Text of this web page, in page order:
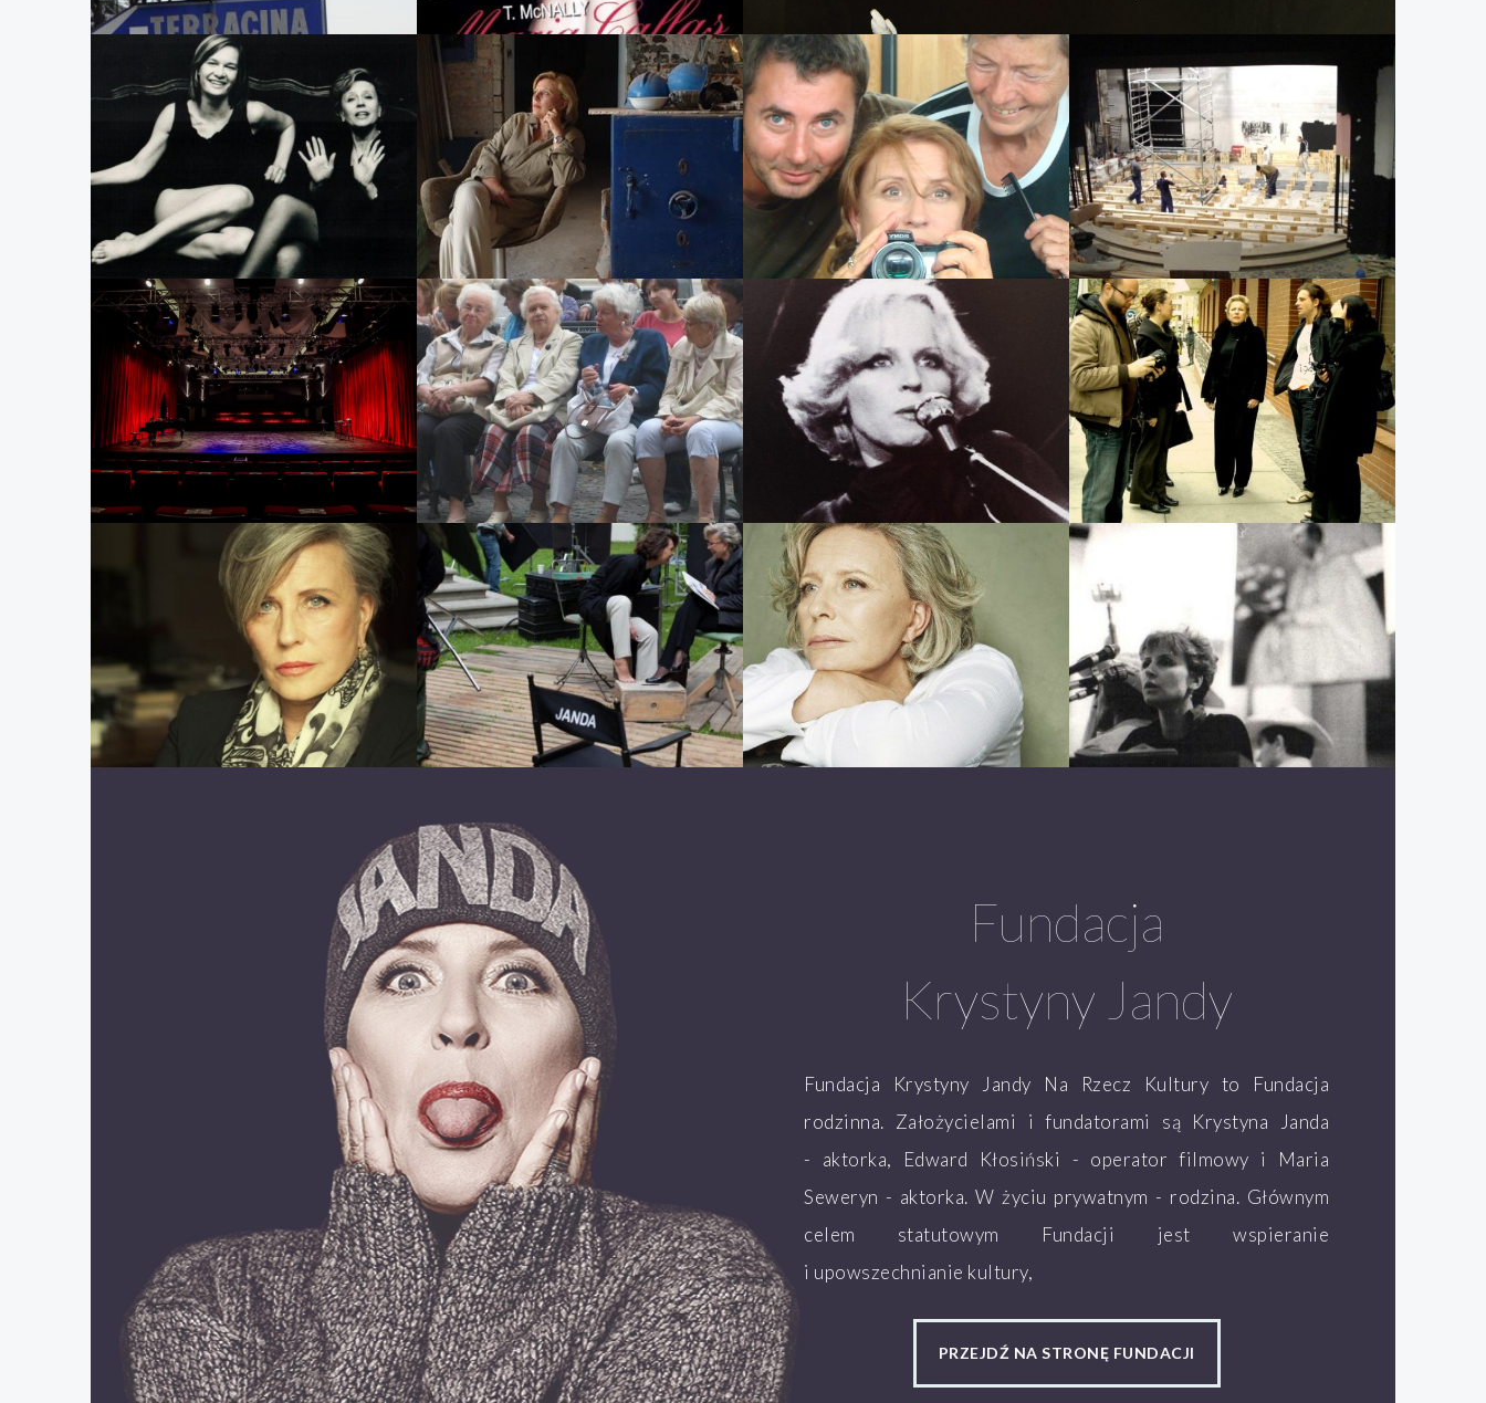
Fundacja
Krystyny Jandy
Fundacja Krystyny Jandy Na Rzecz Kultury to Fundacja
rodzinna. Założycielami i fundatorami są Krystyna Janda
- aktorka, Edward Kłosiński - operator filmowy i Maria
Seweryn - aktorka. W życiu prywatnym - rodzina. Głównym
celem statutowym Fundacji jest wspieranie
i upowszechnianie kultury,
PRZEJDŹ NA STRONĘ FUNDACJI